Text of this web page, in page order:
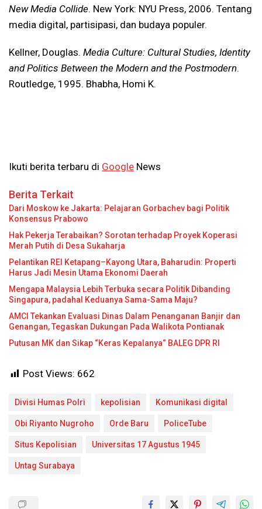
New Media Collide. New York: NYU Press, 2006. Tentang
media digital, partisipasi, dan budaya populer.
Kellner, Douglas. Media Culture: Cultural Studies, Identity
and Politics Between the Modern and the Postmodern.
Routledge, 1995. Bhabha, Homi K.
Ikuti berita terbaru di Google News
Berita Terkait
Dari Moskow ke Jakarta: Pelajaran Gorbachev bagi Politik
Konsensus Prabowo
Hak Pekerja Terabaikan? Sorotan terhadap Proyek Koperasi
Merah Putih di Desa Sukaharja
Pelantikan REI Ketapang–Kayong Utara, Baharudin: Properti
Harus Jadi Mesin Utama Ekonomi Daerah
Mengapa Malaysia Lebih Terbuka secara Politik Dibanding
Singapura, padahal Keduanya Sama-Sama Maju?
AMCI Tekankan Evaluasi Dinas Dalam Penanganan Banjir dan
Genangan, Tegaskan Dukungan Pada Walikota Pontianak
Putusan MK dan Sikap “Keras Kepalanya“ BALEG DPR RI
Post Views: 662
Divisi Humas Polri kepolisian Komunikasi digital
Obi Riyanto Nugroho Orde Baru PoliceTube
Situs Kepolisian Universitas 17 Agustus 1945
Untag Surabaya